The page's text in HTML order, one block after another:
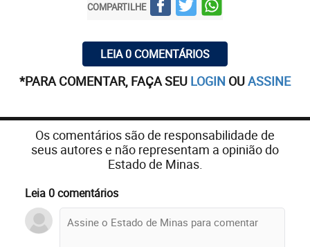
COMPARTILHE
LEIA 0 COMENTÁRIOS
*PARA COMENTAR, FAÇA SEU LOGIN OUASSINE
Os comentários são de responsabilidade de
seus autores e não representam a opinião do
Estado de Minas.
Leia 0 comentários